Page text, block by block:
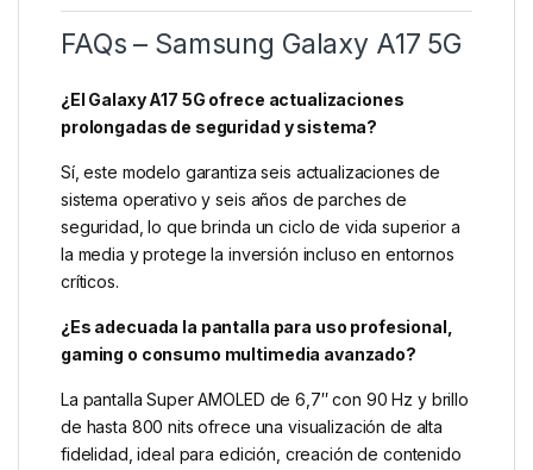
FAQs – Samsung Galaxy A17 5G
¿El Galaxy A17 5G ofrece actualizaciones
prolongadas de seguridad y sistema?
Sí, este modelo garantiza seis actualizaciones de
sistema operativo y seis años de parches de
seguridad, lo que brinda un ciclo de vida superior a
la media y protege la inversión incluso en entornos
críticos.
¿Es adecuada la pantalla para uso profesional,
gaming o consumo multimedia avanzado?
La pantalla Super AMOLED de 6,7″ con 90 Hz y brillo
de hasta 800 nits ofrece una visualización de alta
fidelidad, ideal para edición, creación de contenido